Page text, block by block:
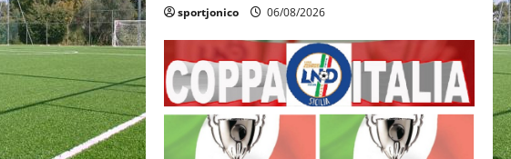
sportjonico 06/08/2026